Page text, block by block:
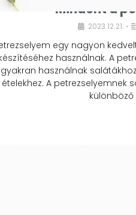
Mindent a
2023.12.21. •
egy nagyon
használnak. A
gyakran használnak
ételekhez. A petrezselyemnek
különböző